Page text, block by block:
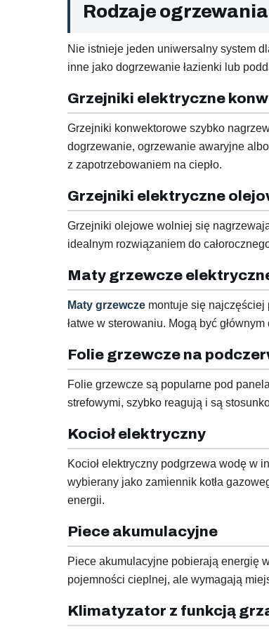
Rodzaje
Nie istnieje jeden uniwersalny system
inne jako dogrzewanie łazienki lub
Grzejniki elektryczne
Grzejniki konwektorowe szybko
dogrzewanie, ogrzewanie awaryjne
z zapotrzebowaniem na ciepło.
Grzejniki elektryczne
Grzejniki olejowe wolniej się
idealnym rozwiązaniem do
Maty grzewcze
Maty grzewcze montuje się najczęściej
łatwe w sterowaniu. Mogą być
Folie grzewcze na
Folie grzewcze są popularne pod
strefowymi, szybko reagują i są
Kocioł elektryczny
Kocioł elektryczny podgrzewa wodę w
wybierany jako zamiennik kotła
energii.
Piece akumulacyjne
Piece akumulacyjne pobierają energię
pojemności cieplnej, ale wymagają
Klimatyzator z funkcją